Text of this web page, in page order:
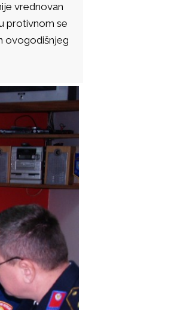
vrednovan
protivnom se
ovogodišnjeg